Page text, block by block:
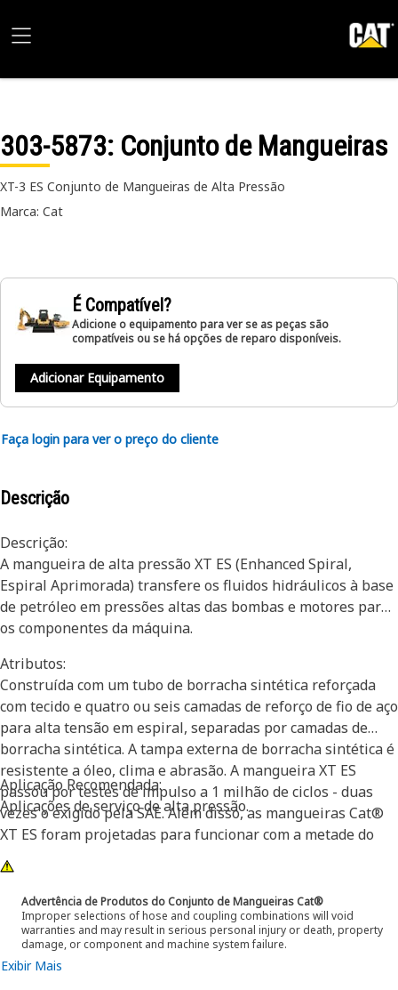
303-5873: Conjunto de Mangueiras
XT-3 ES Conjunto de Mangueiras de Alta Pressão
Marca: Cat
É Compatível?
Adicione o equipamento para ver se as peças são
compatíveis ou se há opções de reparo disponíveis.
Adicionar Equipamento
Faça login para ver o preço do cliente
Descrição
Descrição:
A mangueira de alta pressão XT ES (Enhanced Spiral,
Espiral Aprimorada) transfere os fluidos hidráulicos à base
de petróleo em pressões altas das bombas e motores para
os componentes da máquina.
Atributos:
Construída com um tubo de borracha sintética reforçada
com tecido e quatro ou seis camadas de reforço de fio de aço
para alta tensão em espiral, separadas por camadas de
borracha sintética. A tampa externa de borracha sintética é
resistente a óleo, clima e abrasão. A mangueira XT ES
passou por testes de impulso a 1 milhão de ciclos - duas
vezes o exigido pela SAE. Além disso, as mangueiras Cat®
XT ES foram projetadas para funcionar com a metade do
raio de curvatura da SAE. Isso significa que elas se curvam
melhor em locais apertados e reduzem substancialmente
os requisitos de comprimento de mangueira. Essas
características proporcionam instalação mais fácil, vida útil
longa e excelente confiabilidade.
Aplicação Recomendada:
Aplicações de serviço de alta pressão.
Advertência de Produtos do Conjunto de Mangueiras Cat®
Improper selections of hose and coupling combinations will void
warranties and may result in serious personal injury or death, property
damage, or component and machine system failure.
Exibir Mais